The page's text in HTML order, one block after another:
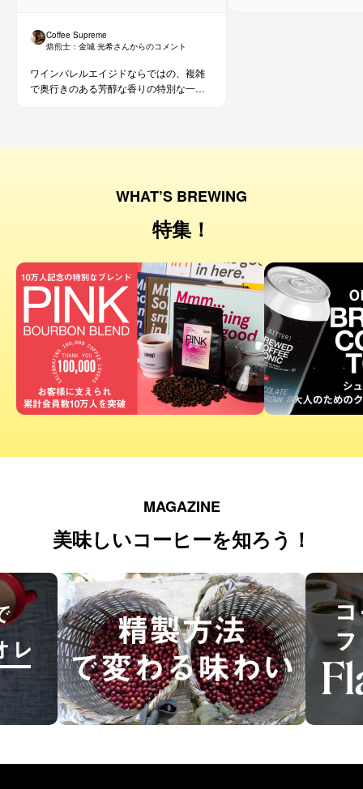
Coffee Supreme
焙煎士： 金城 光希さんからのコメント
ワインバレルエイジドならではの、複雑
で奥行きのある芳醇な香りの特別な一杯
WHAT’S BREWING
特集！
MAGAZINE
美味しいコーヒーを知ろう！